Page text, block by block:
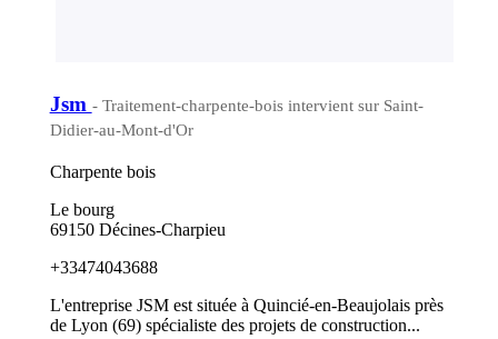
Jsm - Traitement-charpente-bois intervient sur Saint-
Didier-au-Mont-d'Or
Charpente bois
Le bourg
69150 Décines-Charpieu
+33474043688
L'entreprise JSM est située à Quincié-en-Beaujolais près
de Lyon (69) spécialiste des projets de construction...